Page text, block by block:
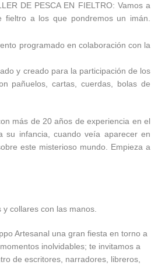
DE PESCA EN FIELTRO: Vamos a
fieltro a los que pondremos un imán.
programado en colaboración con la
y creado para la participación de los
pañuelos, cartas, cuerdas, bolas de
más de 20 años de experiencia en el
infancia, cuando veía aparecer en
este misterioso mundo. Empieza a
collares con las manos.
Artesanal una gran fiesta en torno a
inolvidables; te invitamos a
de escritores, narradores, libreros,